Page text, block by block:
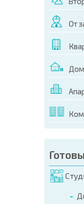
От
ЭТОГО
телефонам:
+359 8 9797 99 03